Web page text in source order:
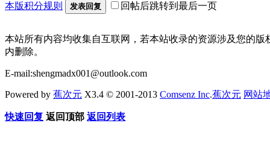
本版积分规则 发表回复 回帖后跳转到最后一页
本站所有内容均收集自互联网，若本站收录的资源涉及您的
内删除。
E-mail:shengmadx001@outlook.com
Powered by 蕉次元 X3.4 © 2001-2013 Comsenz Inc.蕉次元 网站
快速回复 返回顶部 返回列表